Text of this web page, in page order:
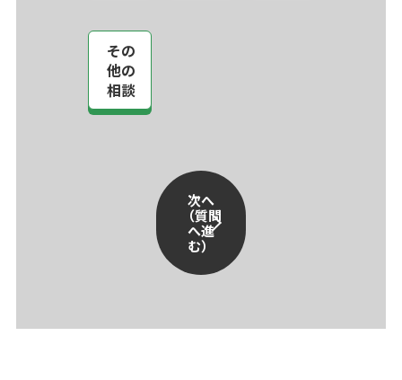
その
他の
相談
次へ
（質問
へ進
む）